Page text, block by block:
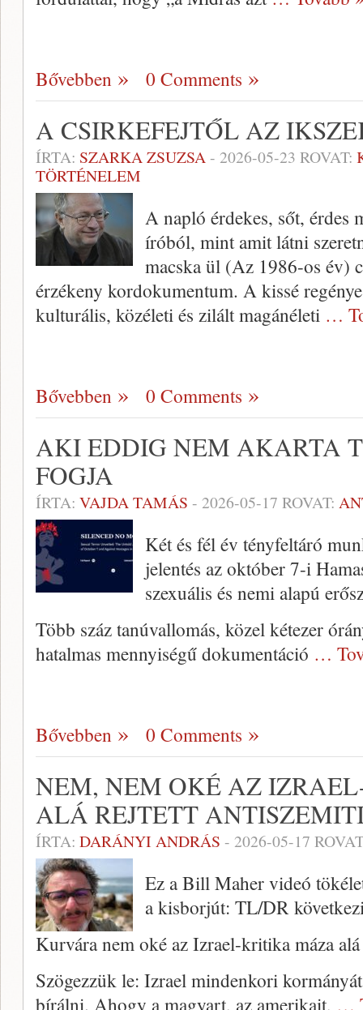
Bővebben 0 Comments
A CSIRKEFEJTŐL AZ
ÍRTA: SZARKA ZSUZSA- 2026-05-23 ROVAT:
TÖRTÉNELEM
A napló érdekes, sőt, érdes
íróból, mint amit látni
macska ül (Az 1986-os év)
érzékeny kordokumentum. A kissé
kulturális, közéleti és zilált magánéleti …
Bővebben 0 Comments
AKI EDDIG NEM AKARTA
FOGJA
ÍRTA: VAJDA TAMÁS - 2026-05-17 ROVAT:
Két és fél év tényfeltáró
jelentés az október 7-i
szexuális és nemi alapú
Több száz tanúvallomás, közel kétezer
hatalmas mennyiségű dokumentáció …
Bővebben 0 Comments
NEM, NEM OKÉ AZ
ALÁ REJTETT
ÍRTA: DARÁNYI ANDRÁS - 2026-05-17
Ez a Bill Maher videó
a kisborjút: TL/DR
Kurvára nem oké az Izrael-kritika máza
Szögezzük le: Izrael mindenkori
bírálni. Ahogy a magyart, az amerikait, …